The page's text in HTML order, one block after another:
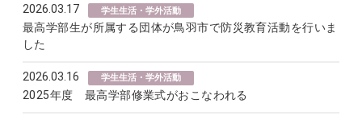
2026.03.17 学生生活・学外活動
最高学部生が所属する団体が鳥羽市で防災教育活動を行いま
した
2026.03.16 学生生活・学外活動
2025年度 最高学部修業式がおこなわれる